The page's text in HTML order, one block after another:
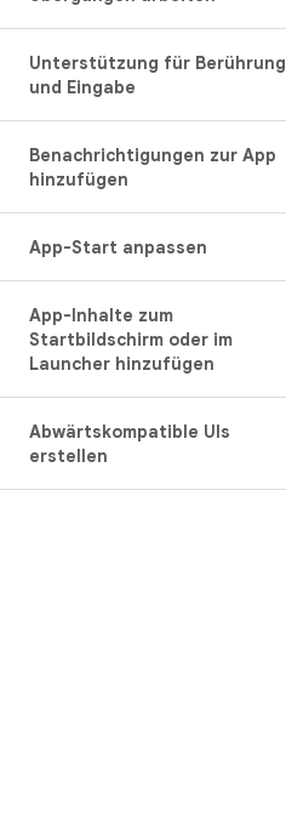
Unterstützung für Berührung
und Eingabe
Benachrichtigungen zur App
hinzufügen
App-Start anpassen
App-Inhalte zum
Startbildschirm oder im
Launcher hinzufügen
Abwärtskompatible UIs
erstellen